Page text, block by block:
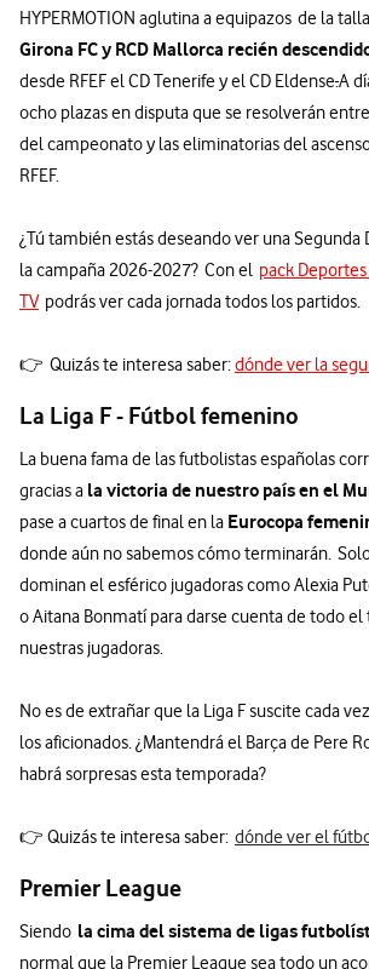
HYPERMOTION aglutina a equipazos de la
Girona FC y RCD Mallorca recién
desde RFEF el CD Tenerife y el CD Eldense.A
ocho plazas en disputa que se resolverán
del campeonato y las eliminatorias del
RFEF.
¿Tú también estás deseando ver una Segunda
la campaña 2026-2027? Con el pack
TVpodrás ver cada jornada todos los partidos.
👉 Quizás te interesa saber:dónde ver la
La Liga F - Fútbol femenino
La buena fama de las futbolistas españolas
gracias a la victoria de nuestro país en el
pase a cuartos de final en la Eurocopa
donde aún no sabemos cómo terminarán.
dominan el esférico jugadoras como Alexia
o Aitana Bonmatí para darse cuenta de todo
nuestras jugadoras.
No es de extrañar que la Liga F suscite cada
los aficionados. ¿Mantendrá el Barça de Pere
habrá sorpresas esta temporada?
👉 Quizás te interesa saber: dónde ver el
Premier League
Siendo la cima del sistema de ligas
normal que la Premier League sea todo un